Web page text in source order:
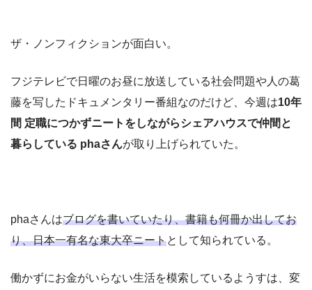
ザ・ノンフィクションが面白い。
フジテレビで日曜のお昼に放送している社会問題や人の葛
藤を写したドキュメンタリー番組なのだけど、今週は10年
間 定職につかずニートをしながらシェアハウスで仲間と
暮らしている phaさんが取り上げられていた。
phaさんはブログを書いていたり、書籍も何冊か出してお
り、日本一有名な東大卒ニートとして知られている。
働かずにお金がいらない生活を模索しているようすは、変